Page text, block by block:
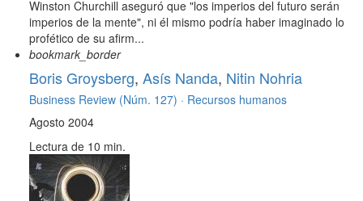
Winston Churchill aseguró que "los imperios del futuro serán
imperios de la mente", ni él mismo podría haber imaginado lo
profético de su afirm...
bookmark_border
Boris Groysberg, Asís Nanda, Nitin Nohria
Business Review (Núm. 127) · Recursos humanos
Agosto 2004
Lectura de 10 min.